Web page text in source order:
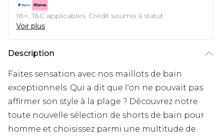
18+, T&C applicables. Crédit soumis à statut
Voir plus
Description
Faites sensation avec nos maillots de bain
exceptionnels. Qui a dit que l'on ne pouvait pas
affirmer son style à la plage ? Découvrez notre
toute nouvelle sélection de shorts de bain pour
homme et choisissez parmi une multitude de